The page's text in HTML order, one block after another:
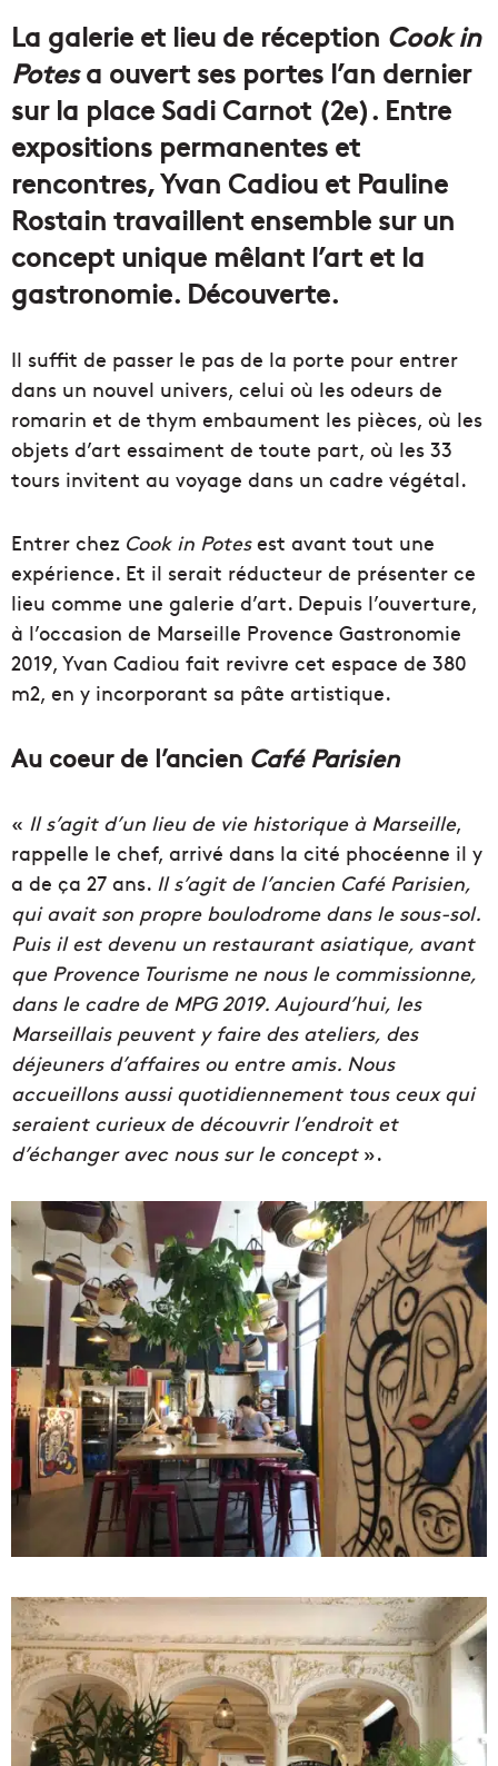
La galerie et lieu de réception Cook in
Potesa ouvert ses portes l’an dernier
sur la place Sadi Carnot (2e). Entre
expositions permanentes et
rencontres, Yvan Cadiou et Pauline
Rostain travaillent ensemble sur un
concept unique mêlant l’art et la
gastronomie. Découverte.
Il suffit de passer le pas de la porte pour entrer
dans un nouvel univers, celui où les odeurs de
romarin et de thym embaument les pièces, où les
objets d’art essaiment de toute part, où les 33
tours invitent au voyage dans un cadre végétal.
Entrer chez Cook in Potesest avant tout une
expérience. Et il serait réducteur de présenter ce
lieu comme une galerie d’art. Depuis l’ouverture,
à l’occasion de Marseille Provence Gastronomie
2019, Yvan Cadiou fait revivre cet espace de 380
m2, en y incorporant sa pâte artistique.
Au coeur de l’ancien Café Parisien
« Il s’agit d’un lieu de vie historique à Marseille,
rappelle le chef, arrivé dans la cité phocéenne il y
a de ça 27 ans. Il s’agit de l’ancien Café Parisien,
qui avait son propre boulodrome dans le sous-sol.
Puis il est devenu un restaurant asiatique, avant
que Provence Tourisme ne nous le commissionne,
dans le cadre de MPG 2019. Aujourd’hui, les
Marseillais peuvent y faire des ateliers, des
déjeuners d’affaires ou entre amis. Nous
accueillons aussi quotidiennement tous ceux qui
seraient curieux de découvrir l’endroit et
d’échanger avec nous sur le concept ».